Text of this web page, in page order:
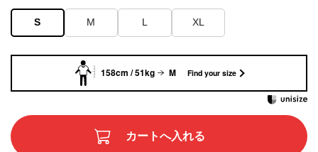
S M L XL
158cm / 51kg M Find your size